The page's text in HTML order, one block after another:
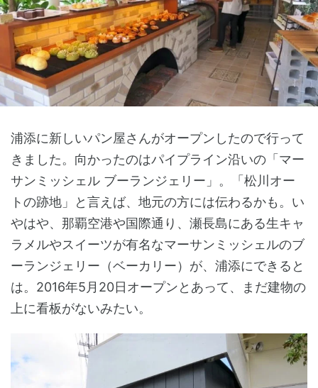
浦添に新しいパン屋さんがオープンしたので行って
きました。向かったのはパイプライン沿いの「マー
サンミッシェル ブーランジェリー」。「松川オー
トの跡地」と言えば、地元の方には伝わるかも。い
やはや、那覇空港や国際通り、瀬長島にある生キャ
ラメルやスイーツが有名なマーサンミッシェルのブ
ーランジェリー（ベーカリー）が、浦添にできると
は。2016年5月20日オープンとあって、まだ建物の
上に看板がないみたい。